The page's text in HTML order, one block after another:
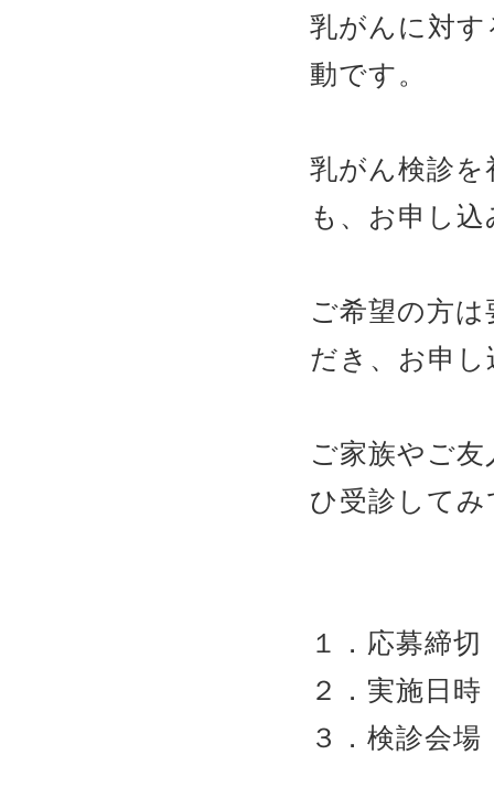
乳がんに対
動です。
乳がん検診
も、お申し
ご希望の方は
だき、お申
ご家族やご
ひ受診して
１．応募締
２．実施日
３．検診会